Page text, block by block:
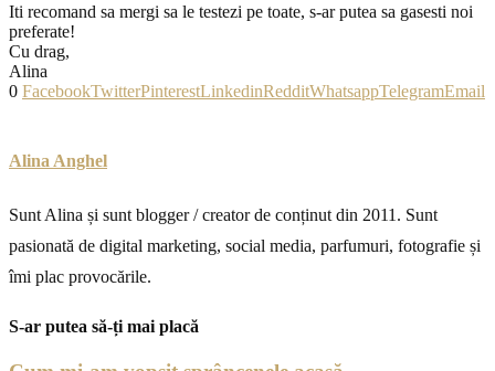
Iti recomand sa mergi sa le testezi pe toate, s-ar putea sa gasesti noi
preferate!
Cu drag,
Alina
0 FacebookTwitterPinterestLinkedinRedditWhatsappTelegramEmail
Alina Anghel
Sunt Alina și sunt blogger / creator de conținut din 2011. Sunt
pasionată de digital marketing, social media, parfumuri, fotografie și
îmi plac provocările.
S-ar putea să-ți mai placă